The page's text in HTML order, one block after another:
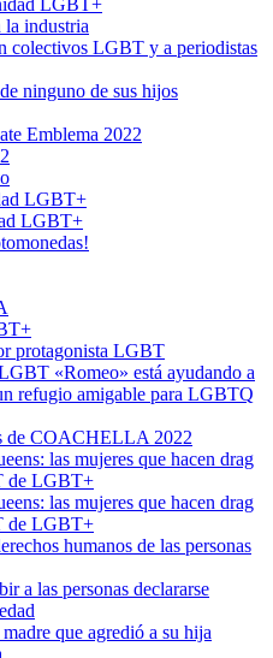
LGBT+
la industria
colectivos LGBT y a periodistas
ninguno de sus hijos
Emblema 2022
LGBT+
LGBT+
protagonista LGBT
«Romeo» está ayudando a
refugio amigable para LGBTQ
de COACHELLA 2022
las mujeres que hacen drag
de LGBT+
las mujeres que hacen drag
de LGBT+
humanos de las personas
a las personas declararse
que agredió a su hija